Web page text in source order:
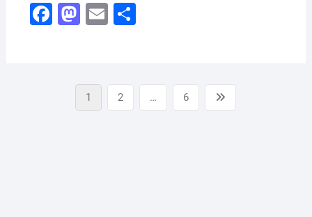
–
ORACLE
F
M
o
d
E
l
g
er
PaginationPage
1 Page
2 … Page
6
page